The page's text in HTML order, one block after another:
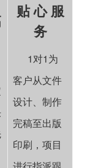
贴 心 服
务
1对1为
客户从文件
设计、制作
完稿至出版
印刷，项目